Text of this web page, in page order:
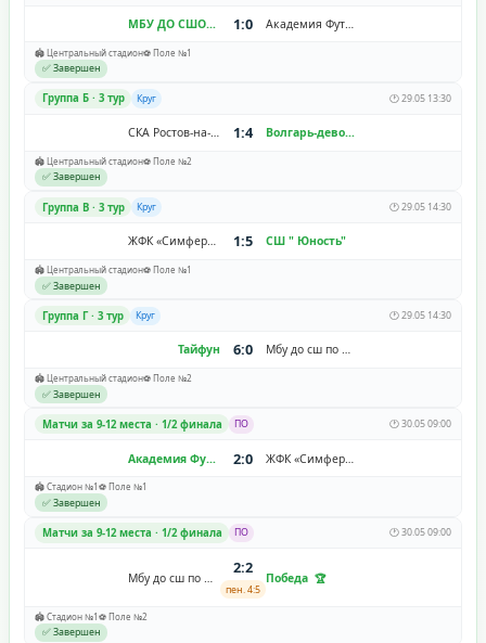
МБУ ДО СШОР №11 "Зенит-Волгоград" 1:0 Академия Футбола Алания
🏟️ Центральный стадион⚽ Поле №1
✅ Завершен
Группа Б · 3 тур Круг 🕐 29.05 13:30
СКА Ростов-на-Дону 1:4 Волгарь-девочки
🏟️ Центральный стадион⚽ Поле №2
✅ Завершен
Группа В · 3 тур Круг 🕐 29.05 14:30
ЖФК «Симферополь» 1:5 СШ " Юность"
🏟️ Центральный стадион⚽ Поле №1
✅ Завершен
Группа Г · 3 тур Круг 🕐 29.05 14:30
Тайфун 6:0 Мбу до сш по футболу г. Ставрополя
🏟️ Центральный стадион⚽ Поле №2
✅ Завершен
Матчи за 9-12 места · 1/2 финала ПО 🕐 30.05 09:00
Академия Футбола Алания 2:0
🏟️ Стадион №1⚽ Поле №1
✅ Завершен
Матчи за 9-12 места · 1/2 финала ПО 🕐 30.05 09:00
2:2
пен. 4:5
Победа
🏟️ Стадион №1⚽ Поле №2
✅ Завершен